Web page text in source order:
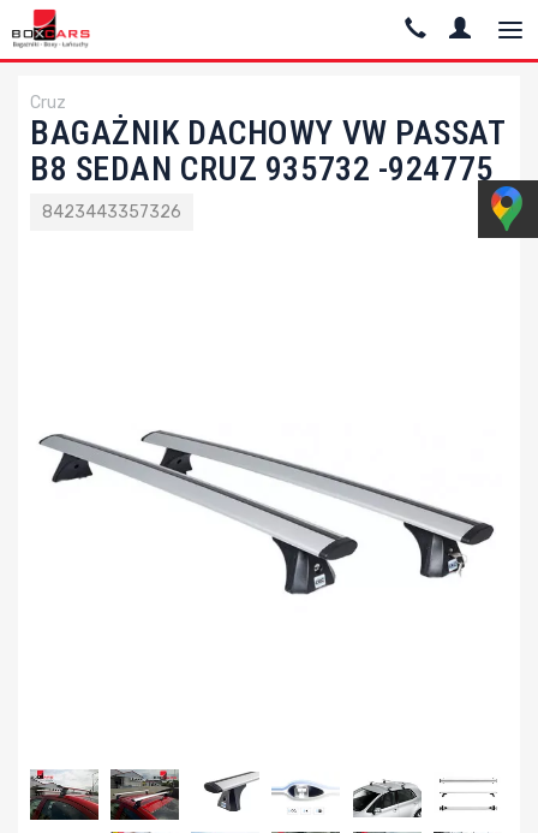
Cruz
BAGAŻNIK DACHOWY VW PASSAT
B8 SEDAN CRUZ 935732 -924775
8423443357326